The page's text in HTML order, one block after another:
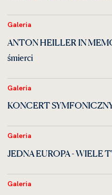
Galeria
ANTON HEILLER IN
śmierci
Galeria
KONCERT
Galeria
JEDNA EUROPA - WIELE
Galeria